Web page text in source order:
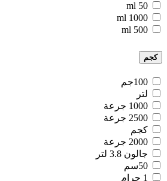
50 ml
1000 ml
500 ml
كجم
100جم
لتر
1000 جرعة
2500 جرعة
كجم
2000 جرعة
جالون 3.8 لتر
50سم
1 جرام